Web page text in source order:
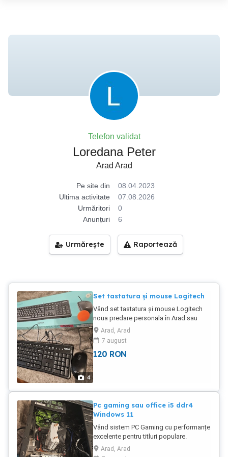
Telefon validat
Loredana Peter
Arad Arad
Pe site din
08.04.2023
Ultima activitate
07.08.2026
Urmăritori
0
Anunțuri
6
Urmărește Raportează
4
Set tastatura și mouse Logitech
Vând set tastatura și mouse Logitech
noua predare personala în Arad sau
livrareArad, Arad
7 august
120 RON
Pc gaming sau office i5 ddr4
Windows 11
Vând sistem PC Gaming cu performanțe
excelente pentru titluri populare.
Calculatorul a beneficiat de mentenanță
Placă Video:RX 550 4GB Procesor: Intel
Arad, Arad